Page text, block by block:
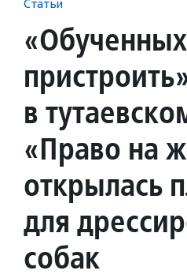
Статьи
в
«Право на
открылась
для
собак